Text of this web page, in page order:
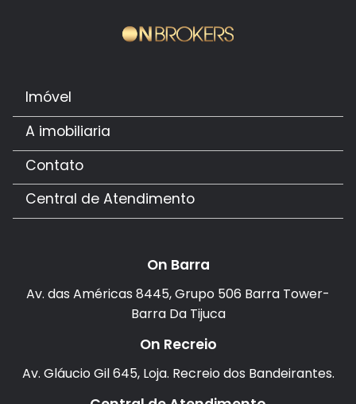
Imóvel
A imobiliaria
Contato
Central de Atendimento
On Barra
Av. das Américas 8445, Grupo 506 Barra Tower-
Barra Da Tijuca
On Recreio
Av. Gláucio Gil 645, Loja. Recreio dos Bandeirantes.